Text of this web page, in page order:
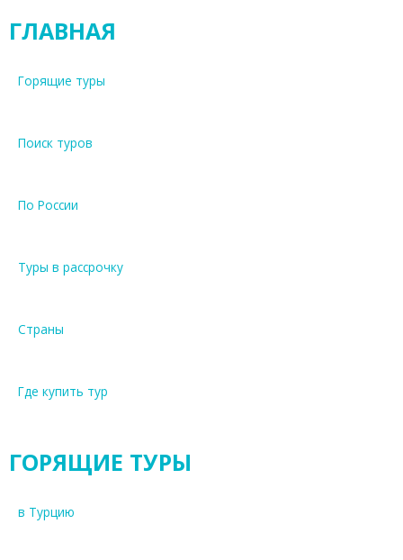
ГЛАВНАЯ
Горящие туры
Поиск туров
По России
Туры в рассрочку
Страны
Где купить тур
ГОРЯЩИЕ ТУРЫ
в Турцию